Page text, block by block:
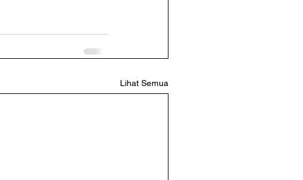
Lihat Semua